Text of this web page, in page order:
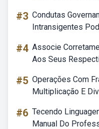
#3 Condutas
Intransigentes
#4 Associe
Aos Seus
#5 Operações Com
Multiplicação E
#6 Tecendo
Manual Do